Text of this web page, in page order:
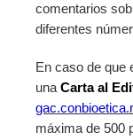
comentarios
diferentes
En caso de que
una Carta al
máxima de 500